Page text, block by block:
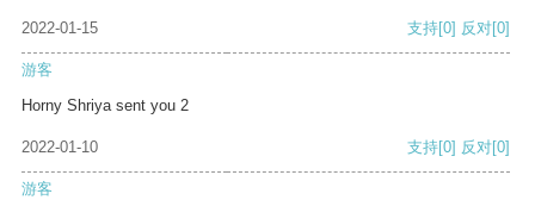
2022-01-15 支持[0] 反对[0]
游客
Horny Shriya sent you 2
2022-01-10 支持[0] 反对[0]
游客